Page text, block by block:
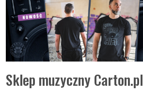
PRODUKTY
OUTLET
Sklep muzyczny Carton.pl